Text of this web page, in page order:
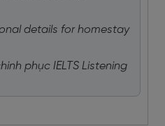
details for homestay
phục IELTS Listening